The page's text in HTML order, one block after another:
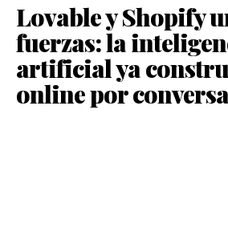
Lovable y Shopify
fuerzas: la
artificial ya
online por